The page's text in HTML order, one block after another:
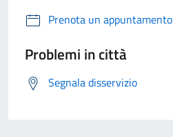
Prenota un appuntamento
Problemi in città
Segnala disservizio